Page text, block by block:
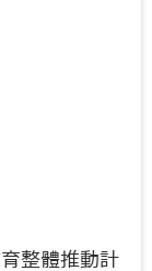
整體推動計